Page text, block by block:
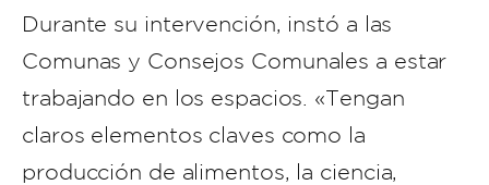
Durante su intervención, instó a las
Comunas y Consejos Comunales a estar
trabajando en los espacios. «Tengan
claros elementos claves como la
producción de alimentos, la ciencia,